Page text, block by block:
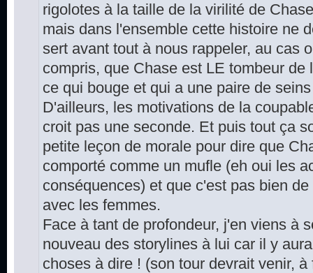
rigolotes à la taille de la virilité de
mais dans l'ensemble cette histoire ne
sert avant tout à nous rappeler, au cas
compris, que Chase est LE tombeur de
ce qui bouge et qui a une paire de
D'ailleurs, les motivations de la
croit pas une seconde. Et puis tout ça
petite leçon de morale pour dire que
comporté comme un mufle (eh oui les
conséquences) et que c'est pas bien
avec les femmes.
Face à tant de profondeur, j'en viens à
nouveau des storylines à lui car il y
choses à dire ! (son tour devrait venir, à